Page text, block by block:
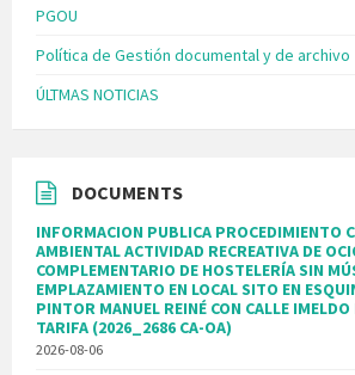
PGOU
Política de Gestión documental y de archivo
ÚLTMAS NOTICIAS
DOCUMENTS
INFORMACION PUBLICA PROCEDIMIENTO
AMBIENTAL ACTIVIDAD RECREATIVA DE
COMPLEMENTARIO DE HOSTELERÍA SIN
EMPLAZAMIENTO EN LOCAL SITO EN
PINTOR MANUEL REINÉ CON CALLE
TARIFA (2026_2686 CA-OA)
2026-08-06